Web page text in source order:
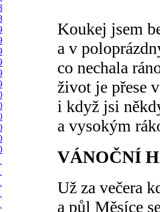
Koukej jsem
a v
co nechala
život je přese
i když jsi
a vysokým
VÁNOČNÍ
Už za večera
a půl Měsíce